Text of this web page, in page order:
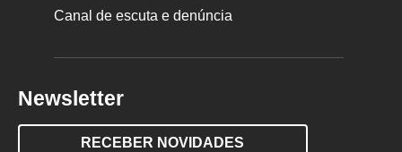
Canal de escuta e denúncia
Newsletter
RECEBER NOVIDADES